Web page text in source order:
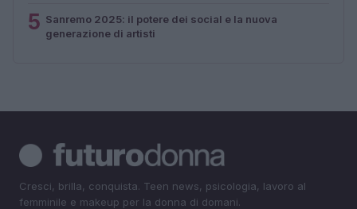
5 Sanremo 2025: il potere dei social e la nuova
generazione di artisti
Cresci, brilla, conquista. Teen news, psicologia, lavoro al
femminile e makeup per la donna di domani.